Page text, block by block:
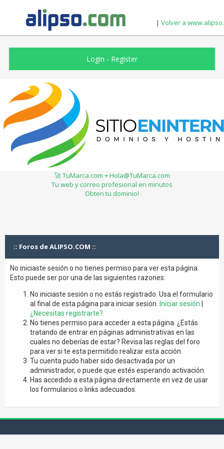
| Volver a
Login - Register
🚀 TuMarca.com + Hola@TuMarca.com
Tu web y correo profesional en minutos
Obten tu dominio!
:: Foros de ALIPSO.COM ::
No iniciaste sesión o no tienes permiso para ver esta página.
Esto puede ser por una de las siguientes razones:
No iniciaste sesión o no estás registrado. Usa el formulario
al final de esta página para iniciar sesión.
Iniciar sesión
¿Necesitas registrarte?
No tienes permiso para acceder a esta página. ¿Estás
tratando de entrar en páginas administrativas en las
cuales no deberías de estar? Revisa las reglas del foro
para ver si te esta permitido realizar esta acción.
Tu cuenta pudo haber sido desactivada por un
administrador, o puede que estés esperando activación.
Has accedido a esta página directamente en vez de usar
los formularios o links adecuados.